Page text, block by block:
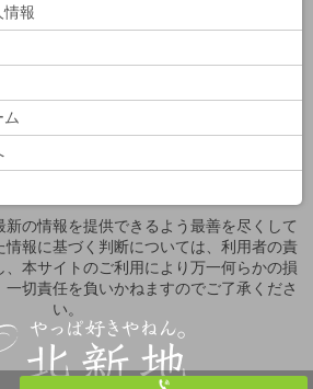
情報
ム
の情報を提供できるよう最善を尽くして
情報に基づく判断については、利用者の責
本サイトのご利用により万一何らかの損
切責任を負いかねますのでご了承くださ
い。